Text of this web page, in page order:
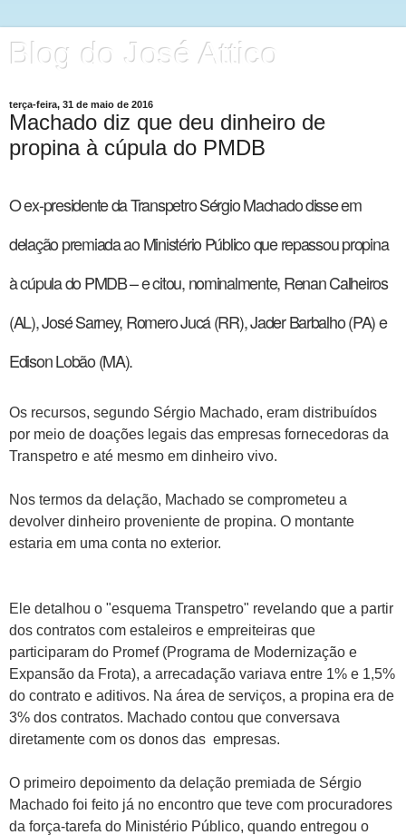
Blog do José Attico
terça-feira, 31 de maio de 2016
Machado diz que deu dinheiro de
propina à cúpula do PMDB
O ex-presidente da Transpetro Sérgio Machado disse em
delação premiada ao Ministério Público que repassou propina
à cúpula do PMDB – e citou, nominalmente, Renan Calheiros
(AL), José Sarney, Romero Jucá (RR), Jader Barbalho (PA) e
Edison Lobão (MA).
Os recursos, segundo Sérgio Machado, eram distribuídos
por meio de doações legais das empresas fornecedoras da
Transpetro e até mesmo em dinheiro vivo.
Nos termos da delação, Machado se comprometeu a
devolver dinheiro proveniente de propina. O montante
estaria em uma conta no exterior.
Ele detalhou o "esquema Transpetro" revelando que a partir
dos contratos com estaleiros e empreiteiras que
participaram do Promef (Programa de Modernização e
Expansão da Frota), a arrecadação variava entre 1% e 1,5%
do contrato e aditivos. Na área de serviços, a propina era de
3% dos contratos. Machado contou que conversava
diretamente com os donos das empresas.
O primeiro depoimento da delação premiada de Sérgio
Machado foi feito já no encontro que teve com procuradores
da força-tarefa do Ministério Público, quando entregou o